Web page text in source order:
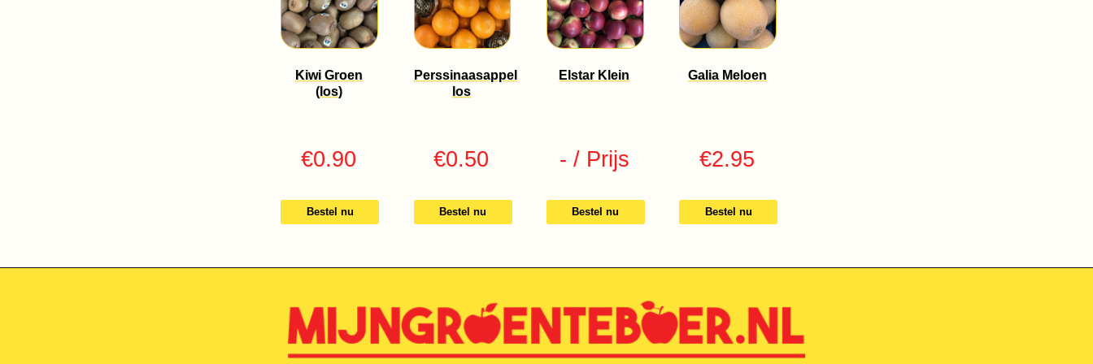
Kiwi Groen
(los)
€0.90
Bestel nu
Perssinaasappel
los
€0.50
Bestel nu
Elstar Klein
- / Prijs
Bestel nu
Galia Meloen
€2.95
Bestel nu